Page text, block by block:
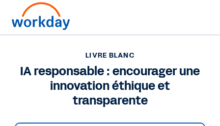
LIVRE BLANC
IA responsable : encourager une innovation éthique et
transparente
LIVRE BLANC
IA responsable : encourager une
innovation éthique et
transparente